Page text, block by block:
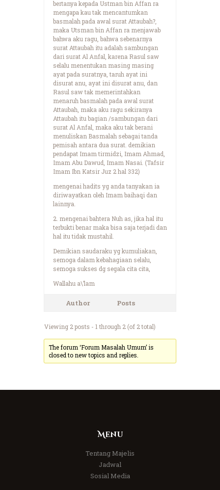
bertanya kepada Ustman bin Affan ra
mengapa kau tak mencantumkan
basmalah pada awal surat Attaubah?,
maka Utsman bin Affan ra menjawab
bahwa aku ragu, bahwa sebenarnya
surat Attaubah itu adalah sambungan
dari surat Al Anfal, karena Rasul saw
selalu menentukan masing masing
ayat pada suratnya, taruh ayat ini
disurat anu, ayat ini disurat anu, dan
Rasul saw tak memerintahkan
menaruh basmalah pada awal surat
Attaubah, maka aku ragu sekiranya
Attaubah itu bagian /sambungan dari
surat Al Anfal, maka aku tak berani
menuliskan Basmalah sebagai tanda
pemisah antara dua surat. demikian
pendapat Imam tirmidzi, Imam Ahmad,
Imam Abu Dawud, Imam Nasai. (Tafsir
Imam Ibn Katsir Juz 2 hal 332)
mengenai hadits yg anda tanyakan ia
diriwayatkan oleh Imam baihaqi dan
lainnya.
2. mengenai bahtera Nuh as, jika hal itu
terbukti benar maka bisa saja terjadi dan
hal itu tidak mustahil.
Demikian saudaraku yg kumuliakan,
semoga dalam kebahagiaan selalu,
semoga sukses dg segala cita cita,
Wallahu a\’lam
Author Posts
Viewing 2 posts - 1 through 2 (of 2 total)
The forum ‘Forum Masalah Umum’ is
closed to new topics and replies.
Menu
Tentang Majelis
Jadwal
Sosial Media